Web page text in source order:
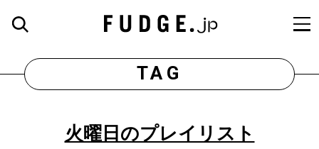
TAG
火曜日のプレイリスト